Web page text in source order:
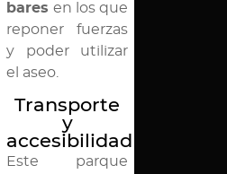
bares en los que
reponer fuerzas
y poder utilizar
el aseo.
Transporte
y
accesibilidad
Este parque